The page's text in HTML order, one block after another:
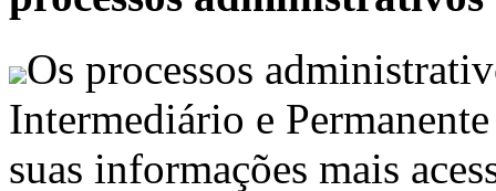
Os processos
Intermediário e
suas informações mais